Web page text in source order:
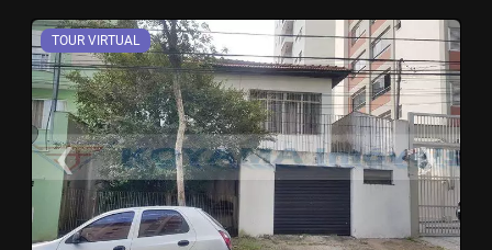
TOUR VIRTUAL
‹
Previous
›